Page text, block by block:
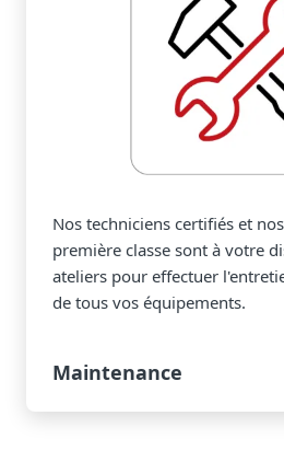
Nos techniciens certifiés et
première classe sont à votre
ateliers pour effectuer
de tous vos équipements.
Maintenance